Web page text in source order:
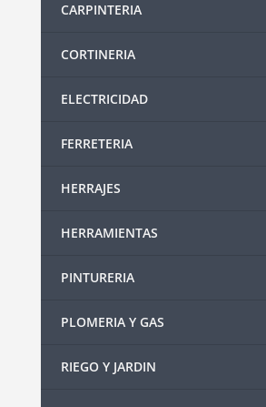
CARPINTERIA
CORTINERIA
ELECTRICIDAD
FERRETERIA
HERRAJES
HERRAMIENTAS
PINTURERIA
PLOMERIA Y GAS
RIEGO Y JARDIN